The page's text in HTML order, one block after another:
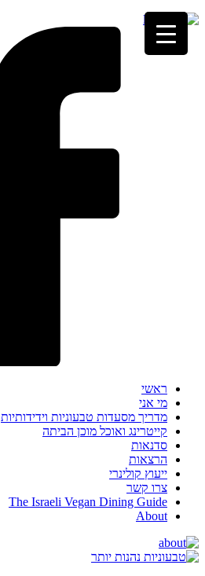
ראשי
מי אני
מדריך מסעדות טבעוניות וידידותיות
קייטרינג ואוכל מוכן הביתה
סדנאות
הרצאות
ייעוץ קולינרי
צרו קשר
The Israeli Vegan Dining Guide
About